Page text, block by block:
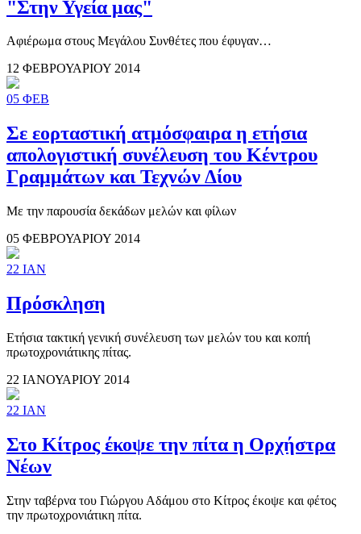
"Στην Υγεία μας"
Aφιέρωμα στους Μεγάλου Συνθέτες που έφυγαν…
12 ΦΕΒΡΟΥΑΡΙΟΥ 2014
05 ΦΕΒ
Σε εορταστική ατμόσφαιρα η ετήσια
απολογιστική συνέλευση του Κέντρου
Γραμμάτων και Τεχνών Δίου
Με την παρουσία δεκάδων μελών και φίλων
05 ΦΕΒΡΟΥΑΡΙΟΥ 2014
22 ΙΑΝ
Πρόσκληση
Ετήσια τακτική γενική συνέλευση των μελών του και κοπή
πρωτοχρονιάτικης πίτας.
22 ΙΑΝΟΥΑΡΙΟΥ 2014
22 ΙΑΝ
Στο Κίτρος έκοψε την πίτα η Ορχήστρα
Νέων
Στην ταβέρνα του Γιώργου Αδάμου στο Κίτρος έκοψε και φέτος
την πρωτοχρονιάτικη πίτα.